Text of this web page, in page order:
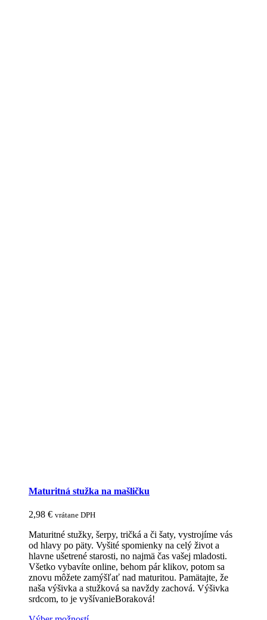
Maturitná stužka na mašličku
2,98 € vrátane DPH
Maturitné stužky, šerpy, tričká a či šaty, vystrojíme vás
od hlavy po päty. Vyšité spomienky na celý život a
hlavne ušetrené starosti, no najmä čas vašej mladosti.
Všetko vybavíte online, behom pár klikov, potom sa
znovu môžete zamýšľať nad maturitou. Pamätajte, že
naša výšivka a stužková sa navždy zachová. Výšivka
srdcom, to je vyšívanieBoraková!